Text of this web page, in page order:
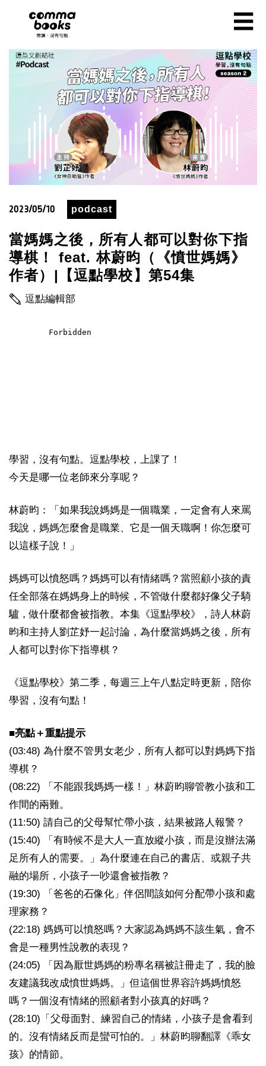
☰
2023/05/10 podcast
當媽媽之後，所有人都可以對你下指
導棋！ feat. 林蔚昀（《憤世媽媽》
作者）|【逗點學校】第54集
逗點編輯部
學習，沒有句點。逗點學校，上課了！
今天是哪一位老師來分享呢？
林蔚昀：「如果我說媽媽是一個職業，一定會有人來罵
我說，媽媽怎麼會是職業、它是一個天職啊！你怎麼可
以這樣子說！」
媽媽可以憤怒嗎？媽媽可以有情緒嗎？當照顧小孩的責
任全部落在媽媽身上的時候，不管做什麼都好像父子騎
驢，做什麼都會被指教。本集《逗點學校》，詩人林蔚
昀和主持人劉芷妤一起討論，為什麼當媽媽之後，所有
人都可以對你下指導棋？
《逗點學校》第二季，每週三上午八點定時更新，陪你
學習，沒有句點！
■亮點＋重點提示
(03:48) 為什麼不管男女老少，所有人都可以對媽媽下指
導棋？
(08:22) 「不能跟我媽媽一樣！」林蔚昀聊管教小孩和工
作間的兩難。
(11:50) 請自己的父母幫忙帶小孩，結果被路人報警？
(15:40) 「有時候不是大人一直放縱小孩，而是沒辦法滿
足所有人的需要。」為什麼連在自己的書店、或親子共
融的場所，小孩子一吵還會被指教？
(19:30) 「爸爸的石像化」伴侶間該如何分配帶小孩和處
理家務？
(22:18) 媽媽可以憤怒嗎？大家認為媽媽不該生氣，會不
會是一種男性說教的表現？
(24:05) 「因為厭世媽媽的粉專名稱被註冊走了，我的臉
友建議我改成憤世媽媽。」但這個世界容許媽媽憤怒
嗎？一個沒有情緒的照顧者對小孩真的好嗎？
(28:10)「父母面對、練習自己的情緒，小孩子是會看到
的。沒有情緒反而是蠻可怕的。」林蔚昀聊翻譯《乖女
孩》的情節。